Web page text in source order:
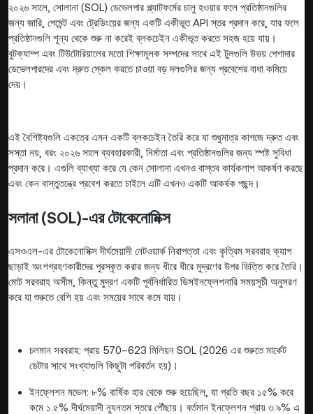
২০২৬ সালে, সোলানা (SOL) ডেভেলপার প্ল্যাটফর্মের চালু হওয়ার ফলে প্রতিষ্ঠানগুলির
জন্য জারি, পেমেন্ট এবং ট্রেডিংয়ের জন্য একটি একীভূত API স্তর প্রদান করে, যার ফলে
প্রতিষ্ঠানগুলি শূন্য থেকে শুরু না করেই ব্লকচেইন একীভূত করতে সহজ হয়ে যায়।
বুটক্যাম্প এবং টিউটোরিয়ালের মতো শিক্ষামূলক সম্পদের সাথে এই টুলগুলি উভয় পেশাদার
ডেভেলপারদের এবং দ্রুত স্কেল করতে চাওয়া বড় দলগুলির জন্য প্রবেশের বাধা কমিয়ে
দেয়।
এই বৈশিষ্ট্যগুলি একত্রে এমন একটি ব্লকচেইন তৈরি করে যা শুধুমাত্র কাগজে দ্রুত এবং
সস্তা নয়, বরং ২০২৬ সালে ব্যবহারকারী, নির্মাতা এবং প্রতিষ্ঠানগুলির জন্য স্পষ্ট সুবিধা
প্রদান করে। এগুলি ব্যাখ্যা করে যে কেন সোলানা এখনও বাস্তব কার্যকলাপ আকর্ষণ করছে
এবং কেন বাস্তুতন্ত্রে প্রবেশ করতে চাইলে এটি এখনও একটি আকর্ষক পছন্দ।
সলানা (SOL)-এর টোকেনোমিক্স
এসওএল-এর টোকেনোমিক্স দীর্ঘমেয়াদী নেটওয়ার্ক নিরাপত্তা এবং কৃত্রিম সরবরাহ ক্যাপ
ছাড়াই অংশগ্রহণকারীদের পুরস্কৃত করার জন্য ধীরে ধীরে মুদ্রণের উপর ভিত্তি করে তৈরি।
মোট সরবরাহ অসীম, কিন্তু মুদ্রণ একটি পূর্বনির্ধারিত ডিসইনফ্লেশনারি সময়সূচী অনুসরণ
করে যা শুরুতে বেশি হয় এবং সময়ের সাথে কমে যায়।
চলমান সরবরাহ: প্রায় 570–623 মিলিয়ন SOL (2026 এর শুরুতে মার্কেট
ডেটার সাথে সংখ্যাগুলি কিছুটা পরিবর্তন হয়)।
ইনফ্লেশন মডেল: ৮% বার্ষিক হার থেকে শুরু হয়েছিল, যা প্রতি বছর ১৫% করে
কমে ১.৫% দীর্ঘমেয়াদী ন্যূনতম স্তরে পৌঁছায়। বর্তমান ইনফ্লেশন প্রায় ৩.৯% এ